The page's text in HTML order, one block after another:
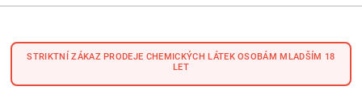
STRIKTNÍ ZÁKAZ PRODEJE CHEMICKÝCH LÁTEK OSOBÁM MLADŠÍM 18
LET